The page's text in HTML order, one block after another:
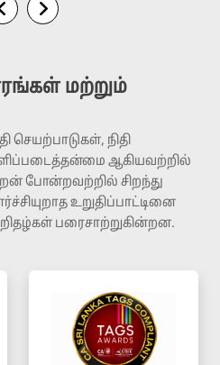
மற்றும்
நிதி
ஆகியவற்றில்
போன்றவற்றில் சிறந்து
உறுதிப்பாட்டினை
பரைசாற்றுகின்றன.